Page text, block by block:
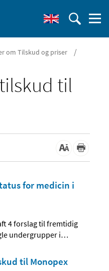
om Tilskud og priser /
til
for medicin i
4 forslag til fremtidig
undergrupper i…
til Monopex